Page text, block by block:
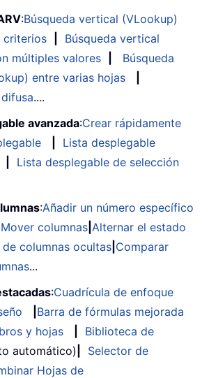
:Búsqueda vertical (VLookup)
criterios
Búsqueda vertical
múltiples valores
Búsqueda
entre varias hojas
....
avanzada:Crear rápidamente
Lista desplegable
Lista desplegable de selección
:Añadir un número específico
Mover columnas Alternar el estado
columnas ocultas Comparar
...
:Cuadrícula de enfoque
Barra de fórmulas mejorada
y hojas
Biblioteca de
automático)
Selector de
Hojas de